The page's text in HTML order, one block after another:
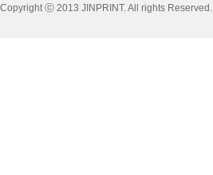
Copyright ⓒ 2013 JINPRINT. All rights Reserved.